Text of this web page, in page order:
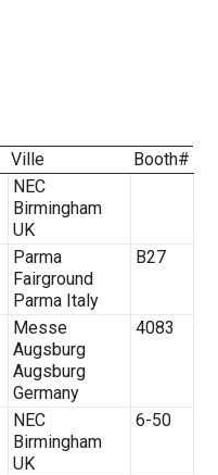
Ville
Booth#
NEC
Birmingham
UK
Parma
Fairground
Parma Italy
B27
Messe
Augsburg
Augsburg
Germany
4083
NEC
Birmingham
UK
6-50